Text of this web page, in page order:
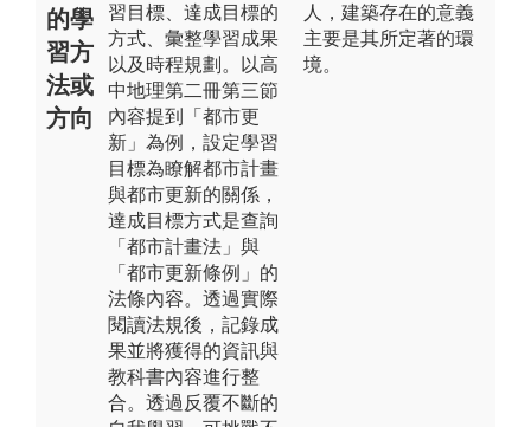
的學
習方
法或
方向
習目標、達成目標的
方式、彙整學習成果
以及時程規劃。以高
中地理第二冊第三節
內容提到「都市更
新」為例，設定學習
目標為瞭解都市計畫
與都市更新的關係，
達成目標方式是查詢
「都市計畫法」與
「都市更新條例」的
法條內容。透過實際
閱讀法規後，記錄成
果並將獲得的資訊與
教科書內容進行整
合。透過反覆不斷的
人，建築存在的意義
主要是其所定著的環
境。